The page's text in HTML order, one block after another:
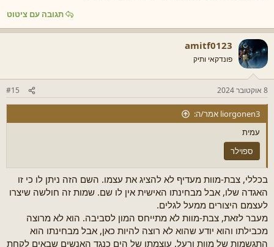
תגובה עם ציטוט
amitf0123
פונדקאי ותיק
8 אוקטובר 2024 #15
liorgonen3 אמר/ה:
עמית
ספוילר
בכללי, צבת-מוות מעדיף לא להציג את עצמו. השם הזה ניתן לו כי זו
האגדה שלו, אבל מבחינתו האישית אין לו שם. שמות זה חולשה שיצרו
לעצמם היצורים ממעל לגלים.
מעבר לזאת, צבת-מוות לא מתייחס המון לסביבה. הוא לא מרוצה
מכבילתו והוא יודע שהוא לא רוצה להיות כאן, אבל מבחינתו הוא
התגשמות של מוות ורעל, עוצמתו של הים כנגד האנשים שבאים לקחת